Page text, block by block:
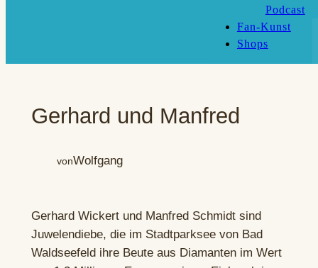
Podcast
Fan-Kunst
Shops
Gerhard und Manfred
vonWolfgang
Gerhard Wickert und Manfred Schmidt sind
Juwelendiebe, die im Stadtparksee von Bad
Waldseefeld ihre Beute aus Diamanten im Wert